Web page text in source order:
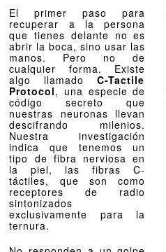
El primer paso para
recuperar a la persona
que tienes delante no es
abrir la boca, sino usar las
manos. Pero no de
cualquier forma. Existe
algo llamadoC-Tactile
Protocol, una especie de
código secreto que
nuestras neuronas llevan
descifrando milenios.
Nuestra investigación
indica que tenemos un
tipo de fibra nerviosa en
la piel, las fibras C-
táctiles, que son como
receptores de radio
sintonizados
exclusivamente para la
ternura.